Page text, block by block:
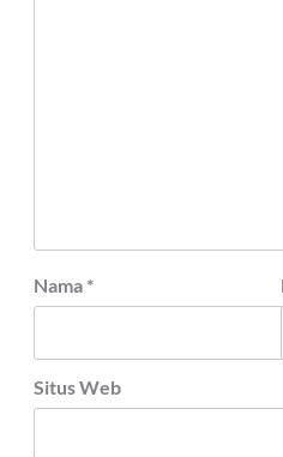
Nama *
Situs Web